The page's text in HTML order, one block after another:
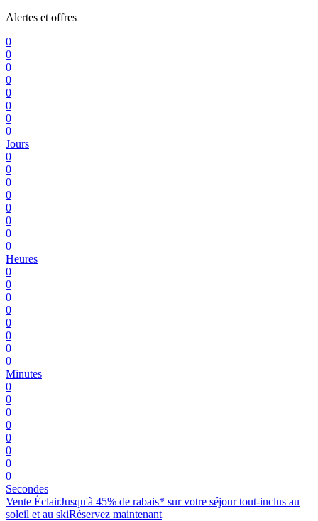
Alertes et offres
0
0
0
0
0
0
0
0
Jours
0
0
0
0
0
0
0
0
Heures
0
0
0
0
0
0
0
0
Minutes
0
0
0
0
0
0
0
0
Secondes
Vente ÉclairJusqu'à 45% de rabais* sur votre séjour tout-inclus au
soleil et au skiRéservez maintenant